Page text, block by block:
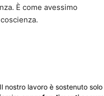
È come avessimo
nostro lavoro è sostenuto